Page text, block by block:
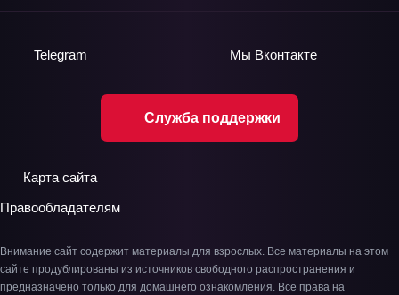
Служба поддержки
Telegram Мы Вконтакте
Карта сайта
Правообладателям
Внимание сайт содержит материалы для взрослых. Все материалы на этом
сайте продублированы из источников свободного распространения и
предназначено только для домашнего ознакомления. Все права на